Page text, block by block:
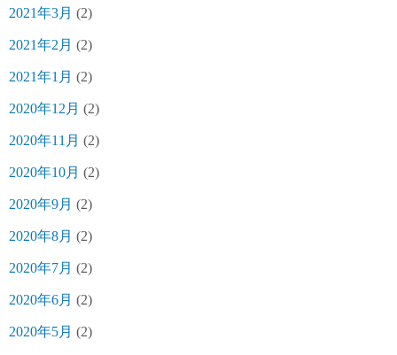
2021年3月 (2)
2021年2月 (2)
2021年1月 (2)
2020年12月 (2)
2020年11月 (2)
2020年10月 (2)
2020年9月 (2)
2020年8月 (2)
2020年7月 (2)
2020年6月 (2)
2020年5月 (2)